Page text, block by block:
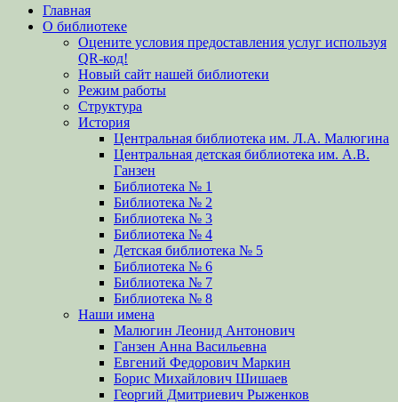
Перейти
содержимому
Главная
О библиотеке
Оцените условия предоставления услуг используя
QR-код!
Новый сайт нашей библиотеки
Режим работы
Структура
История
Центральная библиотека им. Л.А. Малюгина
Центральная детская библиотека им. А.В.
Ганзен
Библиотека № 1
Библиотека № 2
Библиотека № 3
Библиотека № 4
Детская библиотека № 5
Библиотека № 6
Библиотека № 7
Библиотека № 8
Наши имена
Малюгин Леонид Антонович
Ганзен Анна Васильевна
Евгений Федорович Маркин
Борис Михайлович Шишаев
Георгий Дмитриевич Рыженков